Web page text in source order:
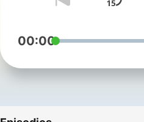
00:00